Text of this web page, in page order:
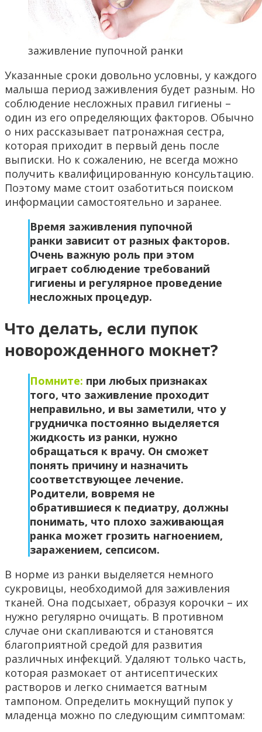
заживление пупочной ранки
Указанные сроки довольно условны, у каждого
малыша период заживления будет разным. Но
соблюдение несложных правил гигиены –
один из его определяющих факторов. Обычно
о них рассказывает патронажная сестра,
которая приходит в первый день после
выписки. Но к сожалению, не всегда можно
получить квалифицированную консультацию.
Поэтому маме стоит озаботиться поиском
информации самостоятельно и заранее.
Время заживления пупочной
ранки зависит от разных факторов.
Очень важную роль при этом
играет соблюдение требований
гигиены и регулярное проведение
несложных процедур.
Что делать, если пупок
новорожденного мокнет?
Помните: при любых признаках
того, что заживление проходит
неправильно, и вы заметили, что у
грудничка постоянно выделяется
жидкость из ранки, нужно
обращаться к врачу. Он сможет
понять причину и назначить
соответствующее лечение.
Родители, вовремя не
обратившиеся к педиатру, должны
понимать, что плохо заживающая
ранка может грозить нагноением,
заражением, сепсисом.
В норме из ранки выделяется немного
сукровицы, необходимой для заживления
тканей. Она подсыхает, образуя корочки – их
нужно регулярно очищать. В противном
случае они скапливаются и становятся
благоприятной средой для развития
различных инфекций. Удаляют только часть,
которая размокает от антисептических
растворов и легко снимается ватным
тампоном. Определить мокнущий пупок у
младенца можно по следующим симптомам: